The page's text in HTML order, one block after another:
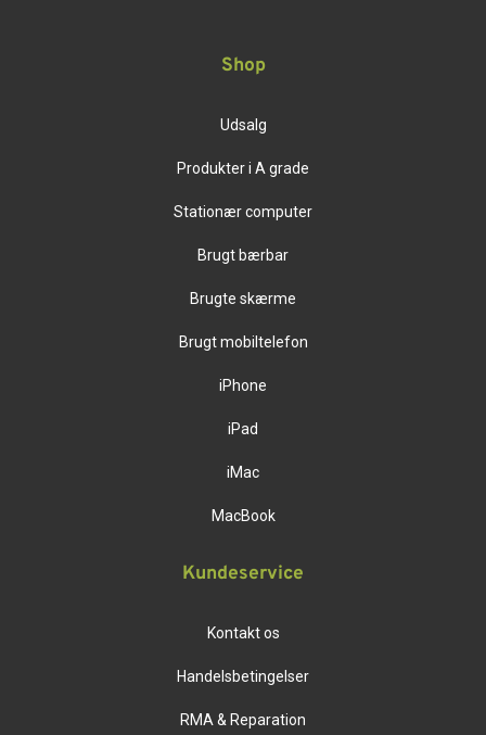
Shop
Udsalg
Produkter i A grade
Stationær computer
Brugt bærbar
Brugte skærme
Brugt mobiltelefon
iPhone
iPad
iMac
MacBook
Kundeservice
Kontakt os
Handelsbetingelser
RMA & Reparation